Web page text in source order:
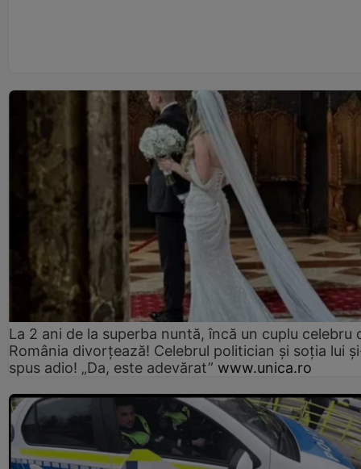
La 2 ani de la superba nuntă, încă un cuplu celebru
România divorțează! Celebrul politician și soția lui
spus adio! „Da, este adevărat” www.unica.ro